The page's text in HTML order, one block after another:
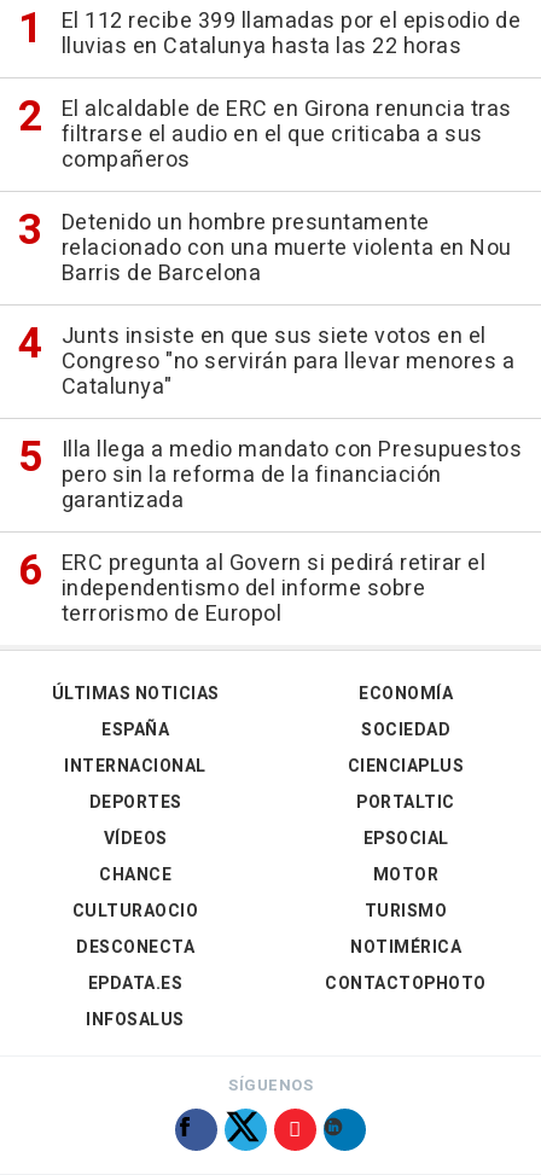
El 112 recibe 399 llamadas por el episodio de
lluvias en Catalunya hasta las 22 horas
El alcaldable de ERC en Girona renuncia tras
filtrarse el audio en el que criticaba a sus
compañeros
Detenido un hombre presuntamente
relacionado con una muerte violenta en Nou
Barris de Barcelona
Junts insiste en que sus siete votos en el
Congreso "no servirán para llevar menores a
Catalunya"
Illa llega a medio mandato con Presupuestos
pero sin la reforma de la financiación
garantizada
ERC pregunta al Govern si pedirá retirar el
independentismo del informe sobre
terrorismo de Europol
ÚLTIMAS NOTICIAS
ESPAÑA
INTERNACIONAL
DEPORTES
VÍDEOS
ECONOMÍA
SOCIEDAD
CIENCIAPLUS
PORTALTIC
EPSOCIAL
CHANCE
CULTURAOCIO
DESCONECTA
EPDATA.ES
INFOSALUS
MOTOR
TURISMO
NOTIMÉRICA
CONTACTOPHOTO
SÍGUENOS